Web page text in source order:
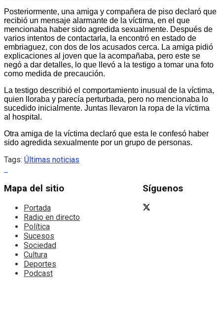
Posteriormente, una amiga y compañera de piso declaró que
recibió un mensaje alarmante de la víctima, en el que
mencionaba haber sido agredida sexualmente. Después de
varios intentos de contactarla, la encontró en estado de
embriaguez, con dos de los acusados cerca. La amiga pidió
explicaciones al joven que la acompañaba, pero este se
negó a dar detalles, lo que llevó a la testigo a tomar una foto
como medida de precaución.
La testigo describió el comportamiento inusual de la víctima,
quien lloraba y parecía perturbada, pero no mencionaba lo
sucedido inicialmente. Juntas llevaron la ropa de la víctima
al hospital.
Otra amiga de la víctima declaró que esta le confesó haber
sido agredida sexualmente por un grupo de personas.
Tags: Últimas noticias
Mapa del sitio
Portada
Radio en directo
Política
Sucesos
Sociedad
Cultura
Deportes
Podcast
Síguenos